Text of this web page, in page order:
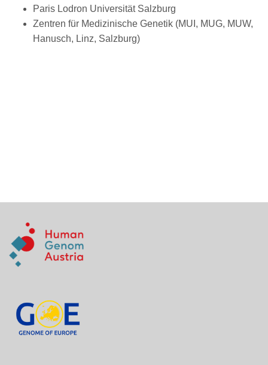
Paris Lodron Universität Salzburg
Zentren für Medizinische Genetik (MUI, MUG, MUW,
Hanusch, Linz, Salzburg)